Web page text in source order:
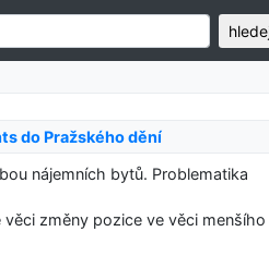
do Pražského dění
nájemních bytů. Problematika
změny pozice ve věci menšího